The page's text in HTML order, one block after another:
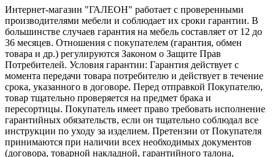
Интернет-магазин "ГАЛЕОН" работает с проверенными
производителями мебели и соблюдает их сроки гарантии. В
большинстве случаев гарантия на мебель составляет от 12 до
36 месяцев. Отношения с покупателем (гарантия, обмен
товара и др.) регулируются Законом о Защите Прав
Потребителей. Условия гарантии: Гарантия действует с
момента передачи товара потребителю и действует в течение
срока, указанного в договоре. Перед отправкой Покупателю,
товар тщательно проверяется на предмет брака и
пересортицы. Покупатель имеет право требовать исполнение
гарантийных обязательств, если он тщательно соблюдал все
инструкции по уходу за изделием. Претензии от Покупателя
принимаются при наличии всех необходимых документов
(договора, товарной накладной, гарантийного талона,